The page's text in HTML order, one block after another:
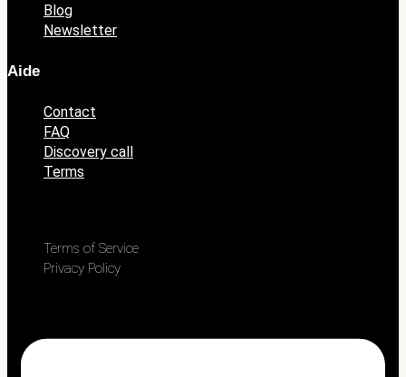
Blog
Newsletter
Aide
Contact
FAQ
Discovery call
Terms
Terms of Service
Privacy Policy